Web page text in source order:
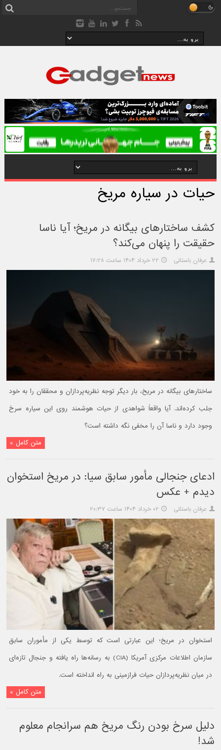
حیات در سیاره مریخ
کشف ساختارهای بیگانه در مریخ؛ آیا ناسا
حقیقت را پنهان می‌کند؟
عرفان باستانی ۲۲ خرداد ۱۴۰۴ ساعت ۱۷:۲۸
ساختارهای بیگانه در مریخ، بار دیگر توجه نظریه‌پردازان و محققان را به خود
جلب کرده‌اند. آیا واقعاً شواهدی از حیات هوشمند روی این سیاره سرخ
وجود دارد و ناسا آن را مخفی نگه داشته است؟
متن کامل »
ادعای جنجالی مأمور سابق سیا: در مریخ استخوان
دیدم + عکس
عرفان باستانی ۰۲ خرداد ۱۴۰۴ ساعت ۲۰:۳۷
استخوان در مریخ؛ این عبارتی است که توسط یکی از مأموران سابق
سازمان اطلاعات مرکزی آمریکا (CIA) به رسانه‌ها راه یافته و جنجال تازه‌ای
در میان نظریه‌پردازان حیات فرازمینی به راه انداخته است.
متن کامل »
دلیل سرخ بودن رنگ مریخ هم سرانجام معلوم
شد!